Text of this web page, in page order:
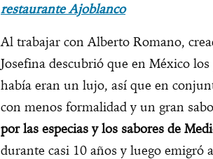
restaurante Ajoblanco
Al trabajar con Alberto Romano,
Josefina descubrió que en México
había eran un lujo, así que en
con menos formalidad y un gran
por las especias y los sabores de
durante casi 10 años y luego emigró